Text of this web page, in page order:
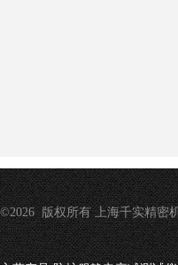
©2026 版权所有 上海千实精密